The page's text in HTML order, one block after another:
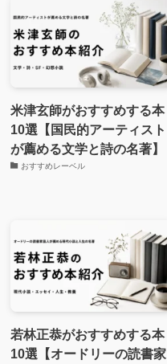
米津玄師がおすすめする本
10選【国民的アーティスト
が薦める文学と詩の名著】
おすすめレーベル
若林正恭がおすすめする本
10選【オードリーの読書家